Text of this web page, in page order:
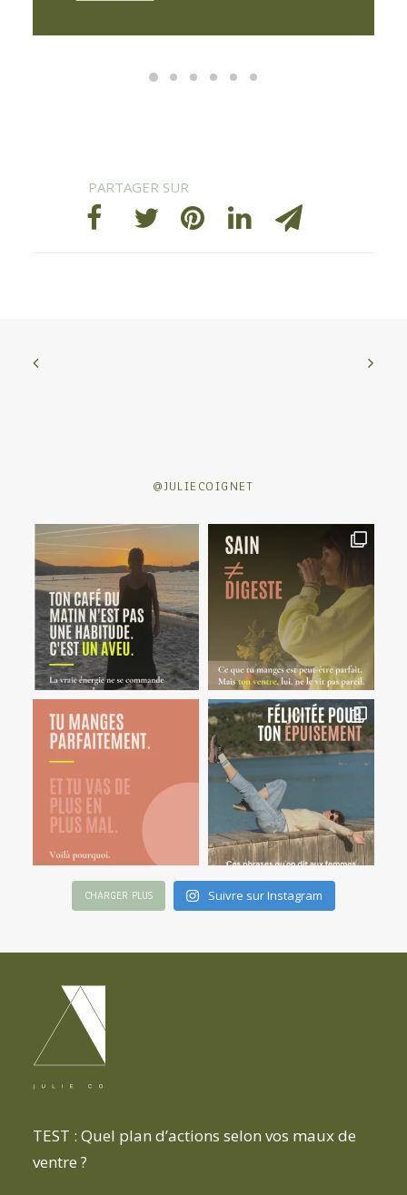
@JULIECOIGNET
CHARGER PLUS Suivre sur Instagram
TEST : Quel plan d’actions selon vos maux de
ventre ?